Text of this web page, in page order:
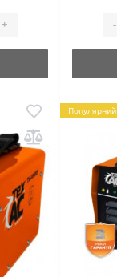
+ -
Популярний